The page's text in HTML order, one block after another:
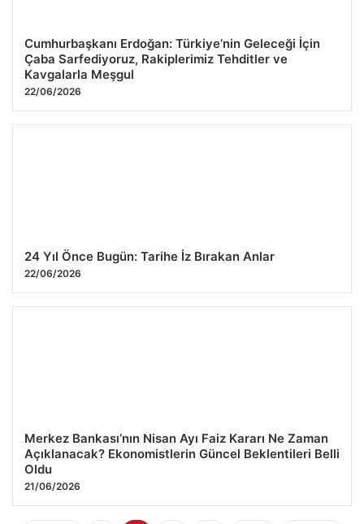
Cumhurbaşkanı Erdoğan: Türkiye’nin Geleceği İçin
Çaba Sarfediyoruz, Rakiplerimiz Tehditler ve
Kavgalarla Meşgul
22/06/2026
24 Yıl Önce Bugün: Tarihe İz Bırakan Anlar
22/06/2026
Merkez Bankası’nın Nisan Ayı Faiz Kararı Ne Zaman
Açıklanacak? Ekonomistlerin Güncel Beklentileri Belli
Oldu
21/06/2026